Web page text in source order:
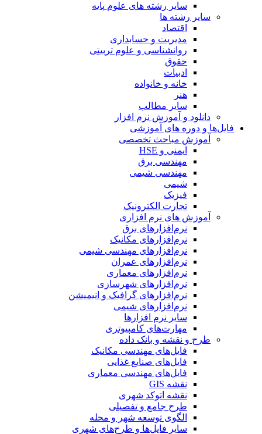
سایر رشته های علوم پایه
سایر رشته ها
اقتصاد
مدیریت و حسابداری
روانشناسی و علوم تربیتی
حقوق
ادبیات
خانه و خانواده
هنر
سایر مطالب
دانلود و آموزش نرم افزار
فایل‌ها و دوره های آموزشی
آموزش مباحث تخصصی
ایمنی و HSE
مهندسی برق
مهندسی شیمی
شیمی
فیزیک
تجارت الکترونیک
آموزش های نرم افزاری
نرم‌افزارهای برق
نرم‌افزارهای مکانیک
نرم‌افزارهای مهندسی شیمی
نرم‌افزارهای عمران
نرم‌افزارهای معماری
نرم‌افزارهای شهرسازی
نرم‌افزارهای گرافیک و انیمیشن
نرم‌افزارهای شیمی
سایر نرم افزارها
مهارت‌های کامپیوتری
طرح و نقشه و بانک داده
فایل‌های مهندسی مکانیک
فایل‌های صنایع غذایی
فایل‌های مهندسی معماری
نقشه GIS
نقشه اتوکد شهری
طرح جامع و تفصیلی
الگوی توسعه شهر و محله
سایر فایل‌ها و طرح‌های شهری